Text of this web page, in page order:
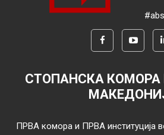
СТОПАНСКА КОМОРА
ПРВА комора и ПРВА институција